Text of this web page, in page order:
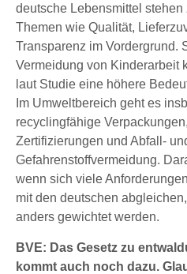
deutsche Lebensmittel
Themen wie Qualität,
Transparenz im Vordergrund.
Vermeidung von Kinderarbeit
laut Studie eine höhere
Im Umweltbereich geht es
recyclingfähige
Zertifizierungen und Abfall-
Gefahrenstoffvermeidung.
wenn sich viele
mit den deutschen
anders gewichtet werden.
BVE: Das Gesetz zu
kommt auch noch dazu.